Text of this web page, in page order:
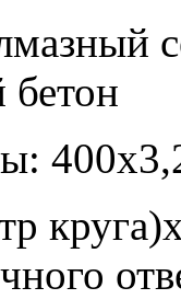
бетон